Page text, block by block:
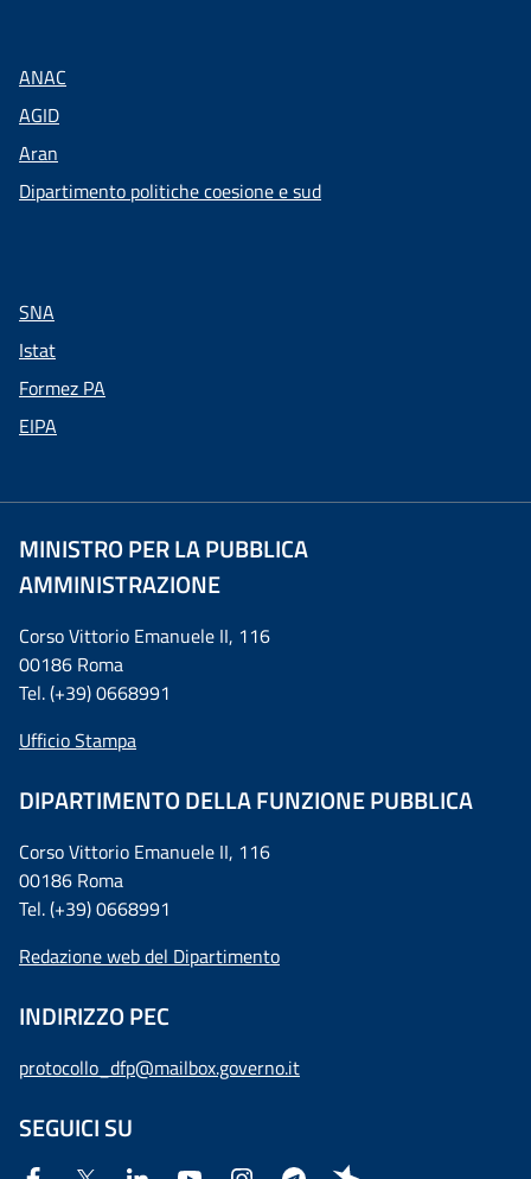
ANAC
AGID
Aran
Dipartimento politiche coesione e sud
SNA
Istat
Formez PA
EIPA
MINISTRO PER LA PUBBLICA
AMMINISTRAZIONE
Corso Vittorio Emanuele II, 116
00186 Roma
Tel. (+39) 0668991
Ufficio Stampa
DIPARTIMENTO DELLA FUNZIONE PUBBLICA
Corso Vittorio Emanuele II, 116
00186 Roma
Tel. (+39) 0668991
Redazione web del Dipartimento
INDIRIZZO PEC
protocollo_dfp@mailbox.governo.it
SEGUICI SU